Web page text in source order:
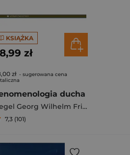
KSIĄŻKA
zł
zł - sugerowana cena
ducha
Hegel Georg Wilhelm Friedrich
7,3 (101)